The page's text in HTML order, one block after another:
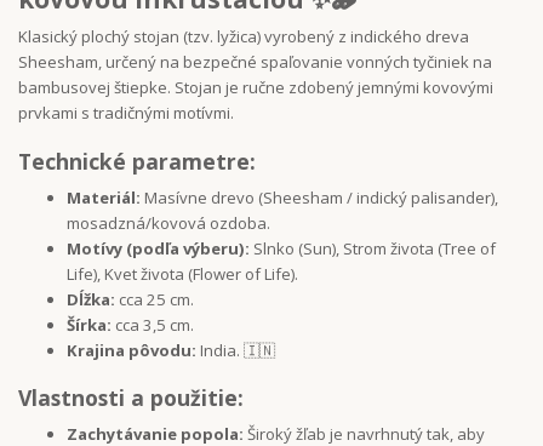
Klasický plochý stojan (tzv. lyžica) vyrobený z indického dreva
Sheesham, určený na bezpečné spaľovanie vonných tyčiniek na
bambusovej štiepke. Stojan je ručne zdobený jemnými kovovými
prvkami s tradičnými motívmi.
Technické parametre:
Materiál: Masívne drevo (Sheesham / indický palisander),
mosadzná/kovová ozdoba.
Motívy (podľa výberu): Slnko (Sun), Strom života (Tree of
Life), Kvet života (Flower of Life).
Dĺžka: cca 25 cm.
Šírka: cca 3,5 cm.
Krajina pôvodu: India. 🇮🇳
Vlastnosti a použitie:
Zachytávanie popola: Široký žľab je navrhnutý tak, aby